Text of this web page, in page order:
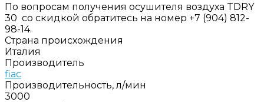
По вопросам получения осушителя воздуха TDRY
30 со скидкой обратитесь на номер +7 (904) 812-
98-14.
Страна происхождения
Италия
Производитель
fiac
Производительность, л/мин
3000